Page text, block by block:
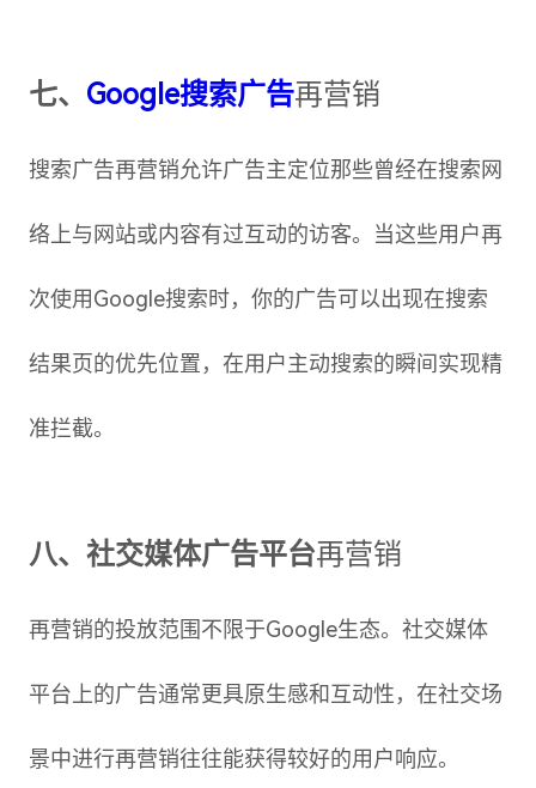
七、 Google搜索广告再营销
搜索广告再营销允许广告主定位那些曾经在搜索网
络上与网站或内容有过互动的访客。当这些用户再
次使用Google搜索时，你的广告可以出现在搜索
结果页的优先位置，在用户主动搜索的瞬间实现精
准拦截。
八、社交媒体广告平台再营销
再营销的投放范围不限于Google生态。社交媒体
平台上的广告通常更具原生感和互动性，在社交场
景中进行再营销往往能获得较好的用户响应。